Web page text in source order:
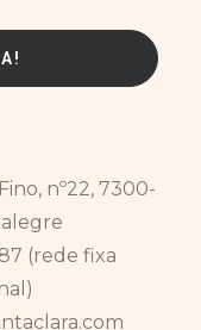
nº22, 7300-
(rede fixa